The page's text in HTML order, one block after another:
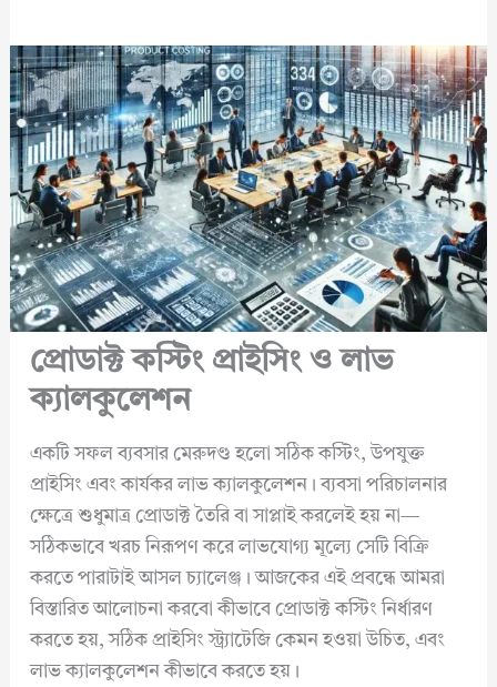
প্রোডাক্ট কস্টিং প্রাইসিং ও লাভ
ক্যালকুলেশন
একটি সফল ব্যবসার মেরুদণ্ড হলো সঠিক কস্টিং, উপযুক্ত
প্রাইসিং এবং কার্যকর লাভ ক্যালকুলেশন। ব্যবসা পরিচালনার
ক্ষেত্রে শুধুমাত্র প্রোডাক্ট তৈরি বা সাপ্লাই করলেই হয় না—
সঠিকভাবে খরচ নিরূপণ করে লাভযোগ্য মূল্যে সেটি বিক্রি
করতে পারাটাই আসল চ্যালেঞ্জ। আজকের এই প্রবন্ধে আমরা
বিস্তারিত আলোচনা করবো কীভাবে প্রোডাক্ট কস্টিং নির্ধারণ
করতে হয়, সঠিক প্রাইসিং স্ট্র্যাটেজি কেমন হওয়া উচিত, এবং
লাভ ক্যালকুলেশন কীভাবে করতে হয়।